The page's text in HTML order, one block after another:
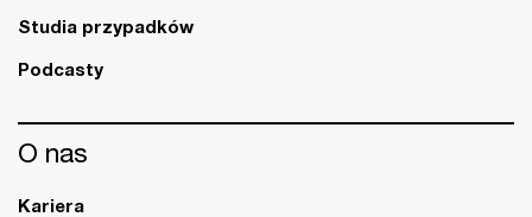
Studia przypadków
Podcasty
O nas
Kariera